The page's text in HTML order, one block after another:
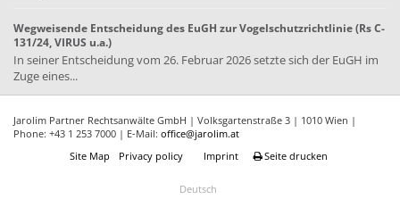
Wegweisende Entscheidung des EuGH zur Vogelschutzrichtlinie (Rs C-
131/24, VIRUS u.a.)
In seiner Entscheidung vom 26. Februar 2026 setzte sich der EuGH im
Zuge eines...
Jarolim Partner Rechtsanwälte GmbH | Volksgartenstraße 3 | 1010 Wien |
Phone: +43 1 253 7000 | E-Mail: office@jarolim.at
Site Map
Privacy policy Imprint Seite drucken
Deutsch